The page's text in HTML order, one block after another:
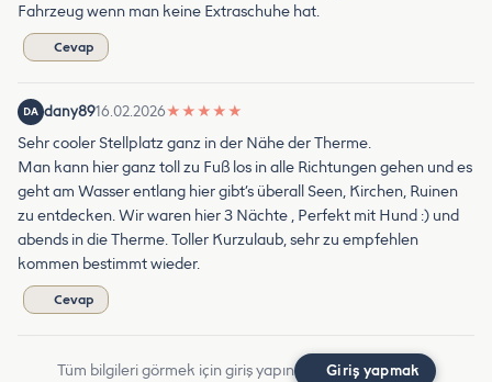
Fahrzeug wenn man keine Extraschuhe hat.
Cevap
DA dany8916.02.2026★ ★ ★ ★ ★
Sehr cooler Stellplatz ganz in der Nähe der Therme.
Man kann hier ganz toll zu Fuß los in alle Richtungen gehen und es
geht am Wasser entlang hier gibt’s überall Seen, Kirchen, Ruinen
zu entdecken. Wir waren hier 3 Nächte , Perfekt mit Hund :) und
abends in die Therme. Toller Kurzulaub, sehr zu empfehlen
kommen bestimmt wieder.
Cevap
Tüm bilgileri görmek için giriş yapın Giriş yapmak